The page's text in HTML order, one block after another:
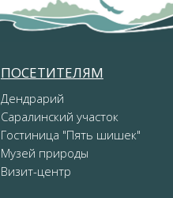
ПОСЕТИТЕЛЯМ
Дендрарий
Саралинский участок
Гостиница "Пять шишек"
Музей природы
Визит-центр